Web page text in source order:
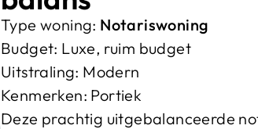
Type woning: Notariswoning
Budget: Luxe, ruim budget
Uitstraling: Modern
Kenmerken: Portiek
Deze prachtig uitgebalanceerde